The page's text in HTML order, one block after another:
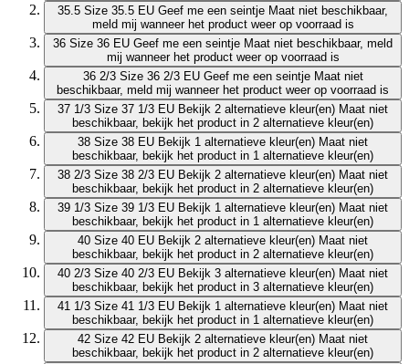
35.5 Size 35.5 EU Geef me een seintje Maat niet beschikbaar,
meld mij wanneer het product weer op voorraad is
36 Size 36 EU Geef me een seintje Maat niet beschikbaar, meld
mij wanneer het product weer op voorraad is
36 2/3 Size 36 2/3 EU Geef me een seintje Maat niet
beschikbaar, meld mij wanneer het product weer op voorraad is
37 1/3 Size 37 1/3 EU Bekijk 2 alternatieve kleur(en) Maat niet
beschikbaar, bekijk het product in 2 alternatieve kleur(en)
38 Size 38 EU Bekijk 1 alternatieve kleur(en) Maat niet
beschikbaar, bekijk het product in 1 alternatieve kleur(en)
38 2/3 Size 38 2/3 EU Bekijk 2 alternatieve kleur(en) Maat niet
beschikbaar, bekijk het product in 2 alternatieve kleur(en)
39 1/3 Size 39 1/3 EU Bekijk 1 alternatieve kleur(en) Maat niet
beschikbaar, bekijk het product in 1 alternatieve kleur(en)
40 Size 40 EU Bekijk 2 alternatieve kleur(en) Maat niet
beschikbaar, bekijk het product in 2 alternatieve kleur(en)
40 2/3 Size 40 2/3 EU Bekijk 3 alternatieve kleur(en) Maat niet
beschikbaar, bekijk het product in 3 alternatieve kleur(en)
41 1/3 Size 41 1/3 EU Bekijk 1 alternatieve kleur(en) Maat niet
beschikbaar, bekijk het product in 1 alternatieve kleur(en)
42 Size 42 EU Bekijk 2 alternatieve kleur(en) Maat niet
beschikbaar, bekijk het product in 2 alternatieve kleur(en)